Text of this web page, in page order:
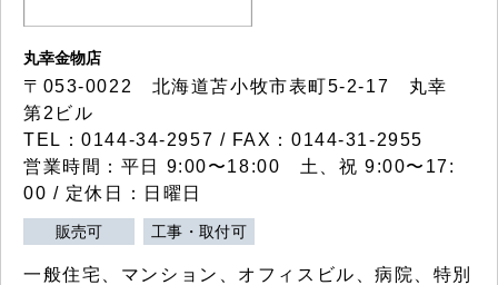
丸幸金物店
〒053-0022 北海道苫小牧市表町5-2-17 丸幸
第2ビル
TEL：0144-34-2957 / FAX：0144-31-2955
営業時間：平日 9:00〜18:00 土、祝 9:00〜17:
00 / 定休日：日曜日
販売可 工事・取付可
一般住宅、マンション、オフィスビル、病院、特別